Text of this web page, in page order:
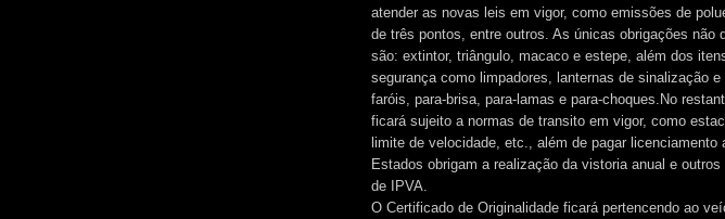
atender as novas leis em vigor, como emissões de
de três pontos, entre outros. As únicas obrigações não
são: extintor, triângulo, macaco e estepe, além dos
segurança como limpadores, lanternas de sinalização e
faróis, para-brisa, para-lamas e para-choques.No
ficará sujeito a normas de transito em vigor, como
limite de velocidade, etc., além de pagar licenciamento
Estados obrigam a realização da vistoria anual e outros
de IPVA.
O Certificado de Originalidade ficará pertencendo ao